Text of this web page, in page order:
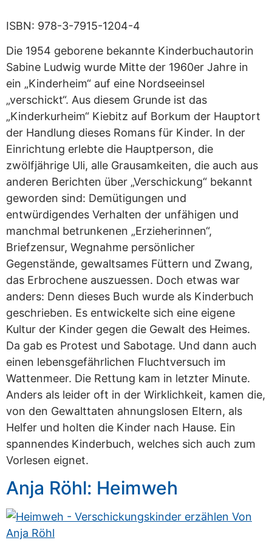
ISBN: 978-3-7915-1204-4
Die 1954 geborene bekannte Kinderbuchautorin
Sabine Ludwig wurde Mitte der 1960er Jahre in
ein „Kinderheim“ auf eine Nordseeinsel
„verschickt“. Aus diesem Grunde ist das
„Kinderkurheim“ Kiebitz auf Borkum der Hauptort
der Handlung dieses Romans für Kinder. In der
Einrichtung erlebte die Hauptperson, die
zwölfjährige Uli, alle Grausamkeiten, die auch aus
anderen Berichten über „Verschickung“ bekannt
geworden sind: Demütigungen und
entwürdigendes Verhalten der unfähigen und
manchmal betrunkenen „Erzieherinnen“,
Briefzensur, Wegnahme persönlicher
Gegenstände, gewaltsames Füttern und Zwang,
das Erbrochene auszuessen. Doch etwas war
anders: Denn dieses Buch wurde als Kinderbuch
geschrieben. Es entwickelte sich eine eigene
Kultur der Kinder gegen die Gewalt des Heimes.
Da gab es Protest und Sabotage. Und dann auch
einen lebensgefährlichen Fluchtversuch im
Wattenmeer. Die Rettung kam in letzter Minute.
Anders als leider oft in der Wirklichkeit, kamen die,
von den Gewalttaten ahnungslosen Eltern, als
Helfer und holten die Kinder nach Hause. Ein
spannendes Kinderbuch, welches sich auch zum
Vorlesen eignet.
Anja Röhl: Heimweh